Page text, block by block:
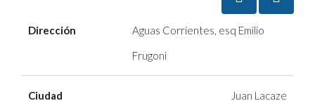
Dirección
Aguas Corrientes, esq Emilio
Frugoni
Ciudad Juan Lacaze